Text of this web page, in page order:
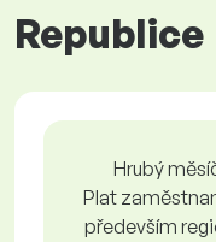
Republice
Hrubý
Plat
především